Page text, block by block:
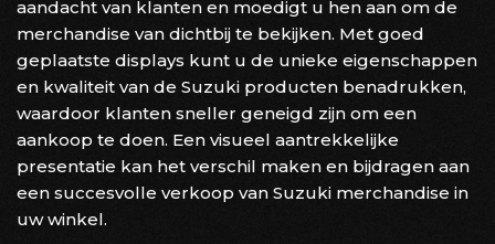
aandacht van klanten en moedigt u hen aan om de
merchandise van dichtbij te bekijken. Met goed
geplaatste displays kunt u de unieke eigenschappen
en kwaliteit van de Suzuki producten benadrukken,
waardoor klanten sneller geneigd zijn om een
aankoop te doen. Een visueel aantrekkelijke
presentatie kan het verschil maken en bijdragen aan
een succesvolle verkoop van Suzuki merchandise in
uw winkel.